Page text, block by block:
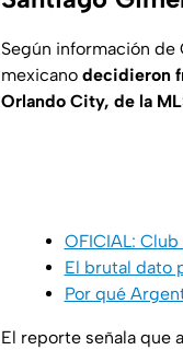
Según información
mexicano decidieron
Orlando City, de la
OFICIAL:
El brutal dato
Por qué
El reporte señala que